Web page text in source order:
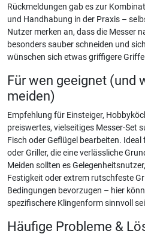
Rückmeldungen gab es zur
und Handhabung in der Praxis –
Nutzer merken an, dass die Messer
besonders sauber schneiden und
wünschen sich etwas griffigere
Für wen geeignet (und
meiden)
Empfehlung für Einsteiger,
preiswertes, vielseitiges Messer-Set
Fisch oder Geflügel bearbeiten.
oder Griller, die eine verlässliche
Meiden sollten es
Festigkeit oder extrem rutschfeste
Bedingungen bevorzugen – hier
spezifischere Klingenform sinnvoll
Häufige Probleme &